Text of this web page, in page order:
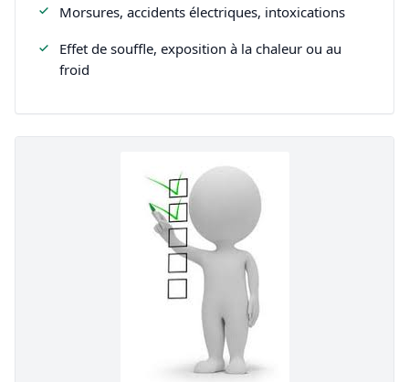
Morsures, accidents électriques, intoxications
Effet de souffle, exposition à la chaleur ou au
froid